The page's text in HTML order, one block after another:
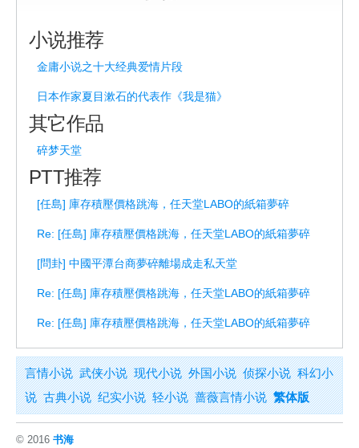
小说推荐
金庸小说之十大经典爱情片段
日本作家夏目漱石的代表作《我是猫》
其它作品
碎梦天堂
PTT推荐
[任島] 庫存積壓價格跳海，任天堂LABO的紙箱夢碎
Re: [任島] 庫存積壓價格跳海，任天堂LABO的紙箱夢碎
[問卦] 中國平潭台商夢碎離場成走私天堂
Re: [任島] 庫存積壓價格跳海，任天堂LABO的紙箱夢碎
Re: [任島] 庫存積壓價格跳海，任天堂LABO的紙箱夢碎
言情小说 武侠小说 现代小说 外国小说 侦探小说 科幻小
说 古典小说 纪实小说 轻小说 蔷薇言情小说 繁体版
© 2016 书海